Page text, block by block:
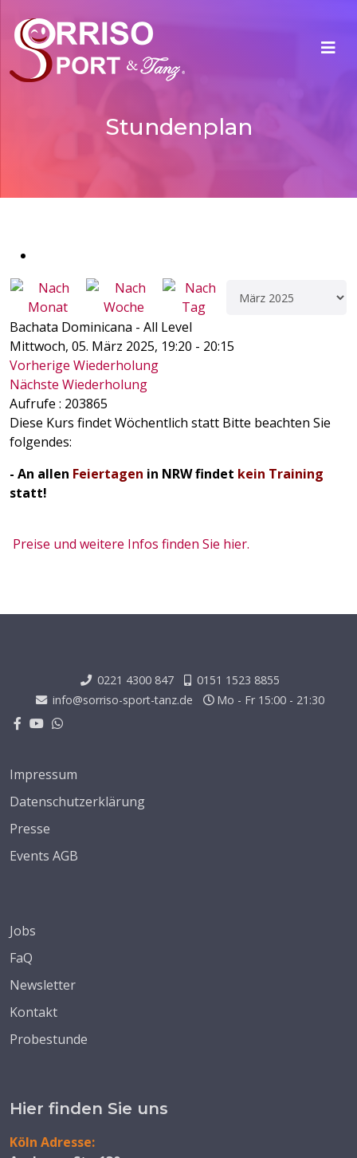
Stundenplan
Bachata Dominicana - All Level
Mittwoch, 05. März 2025, 19:20 - 20:15
Vorherige Wiederholung
Nächste Wiederholung
Aufrufe : 203865
Diese Kurs findet Wöchentlich statt Bitte beachten Sie
folgendes:
- An allen Feiertagen in NRW findet kein Training
statt!
Preise und weitere Infos finden Sie hier.
0221 4300 847
0151 1523 8855
info@sorriso-sport-tanz.de
Mo - Fr 15:00 - 21:30
Impressum
Datenschutzerklärung
Presse
Events AGB
Jobs
FaQ
Newsletter
Kontakt
Probestunde
Hier finden Sie uns
Köln Adresse: